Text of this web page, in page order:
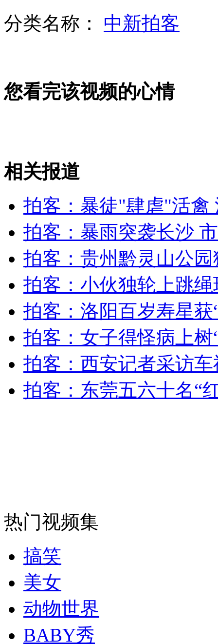
广西桂林遭暴雨侵袭 村庄被淹没桥被冲断
钻石大劫案31嫌犯落网 盗窃手段如"11罗汉"
外交部：反对强权政治霸凌主义
外交部：有关国家言论片面不公正
安徽一实载49人客车翻车
走！跟着总书记去植树
司机酒驾遇交警 急速倒车逃窜
分类名称： 中新拍客
您看完该视频的心情
相关报道
拍客：暴徒"肆虐"活禽
拍客：暴雨突袭长沙
拍客：贵州黔灵山公园
拍客：小伙独轮上跳
拍客：洛阳百岁寿星获
拍客：女子得怪病上
拍客：西安记者采访
拍客：东莞五六十名“
热门视频集
搞笑
美女
动物世界
BABY秀